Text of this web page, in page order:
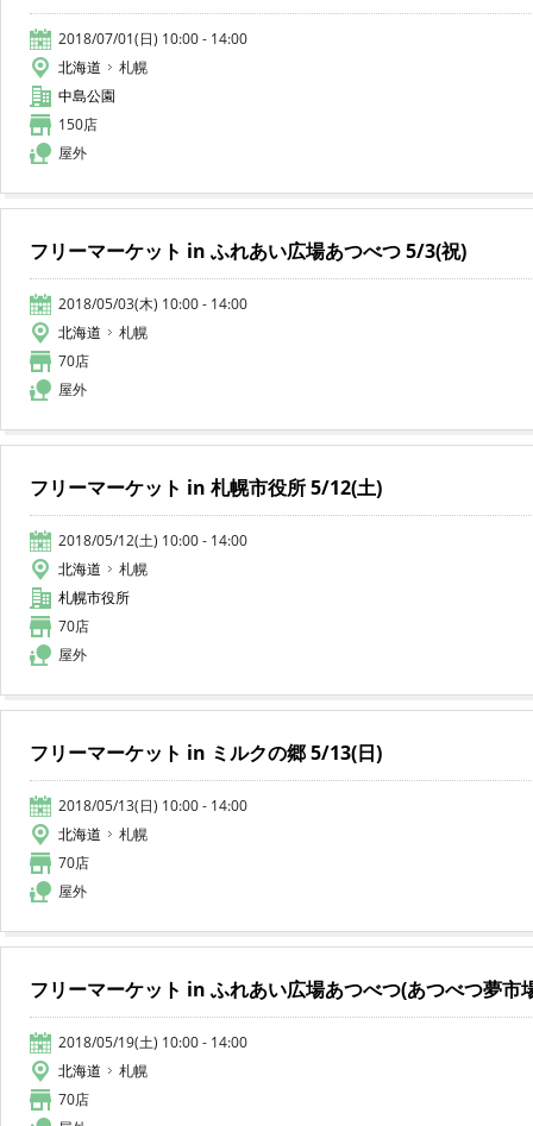
2018/07/01(日) 10:00 - 14:00
北海道
札幌
中島公園
150店
屋外
フリーマーケット in ふれあい広場あつべつ 5/3(祝)
2018/05/03(木) 10:00 - 14:00
北海道
札幌
70店
屋外
フリーマーケット in 札幌市役所 5/12(土)
2018/05/12(土) 10:00 - 14:00
北海道
札幌
札幌市役所
70店
屋外
フリーマーケット in ミルクの郷 5/13(日)
2018/05/13(日) 10:00 - 14:00
北海道
札幌
70店
屋外
フリーマーケット in ふれあい広場あつべつ(あつべつ夢市
2018/05/19(土) 10:00 - 14:00
北海道
札幌
70店